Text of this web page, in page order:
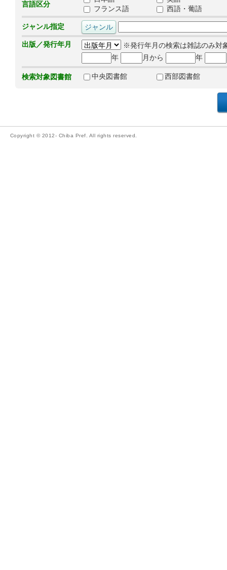
言語区分
フランス語
西語・葡語
ジャンル指定
出版／発行年月
※発行年月の検索は雑誌のみ対
年
月から 年
検索対象図書館 中央図書館 西部図書館
Copyright © 2012- Chiba Pref. All rights reserved.